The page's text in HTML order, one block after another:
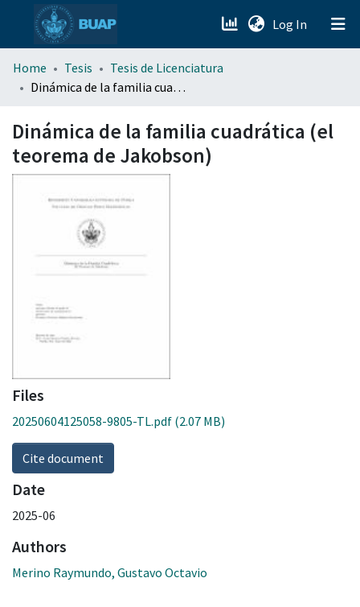
Log In (current)
menu.section.about_menu
Home Tesis
Tesis de Licenciatura
Dinámica de la familia cuadrática (el teorema de Jakobson)
Dinámica de la familia cuadrática (el
teorema de Jakobson)
Files
20250604125058-9805-TL.pdf (2.07 MB)
Cite document
Date
2025-06
Authors
Merino Raymundo, Gustavo Octavio